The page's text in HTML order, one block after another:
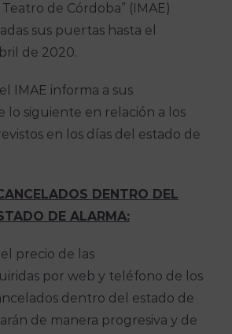
Teatro de Córdoba” (IMAE)
sus puertas hasta el
de 2020.
IMAE informa a sus
lo siguiente en relación a los
en los días del estado de
DENTRO DEL
DE ALARMA:
precio de las
por web y teléfono de los
dentro del estado de
de manera progresiva y de